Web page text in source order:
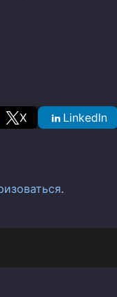
X LinkedIn
.